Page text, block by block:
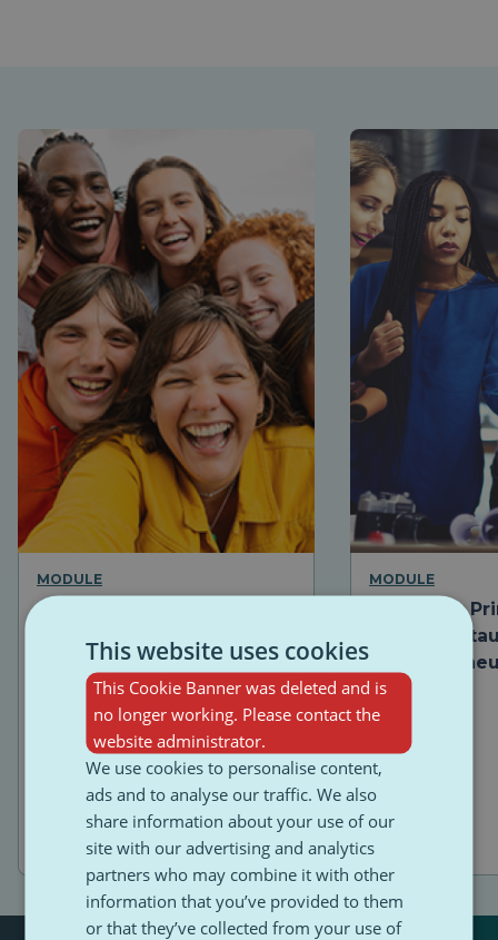
MODULE
Module obligatoire :
notre stratégie éditoriale
MODULE
Module 1 :
médias
This website uses cookies
This Cookie Banner was deleted and is
no longer working. Please contact the
website administrator.
We use cookies to personalise content,
ads and to analyse our traffic. We also
share information about your use of our
site with our advertising and analytics
partners who may combine it with other
information that you’ve provided to them
or that they’ve collected from your use of